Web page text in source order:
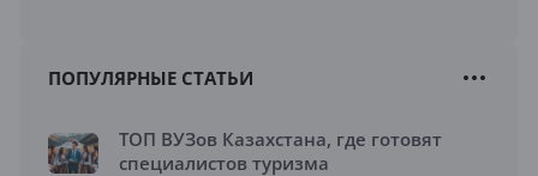
ПОПУЛЯРНЫЕ СТАТЬИ
ТОП ВУЗов Казахстана, где готовят
специалистов туризма